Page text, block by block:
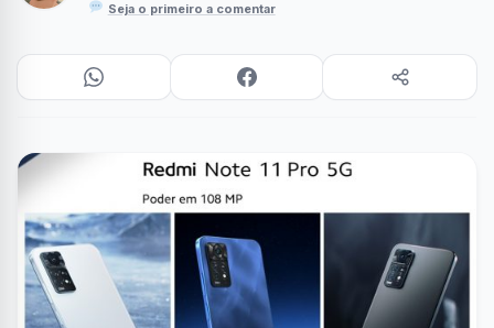
Seja o primeiro a comentar